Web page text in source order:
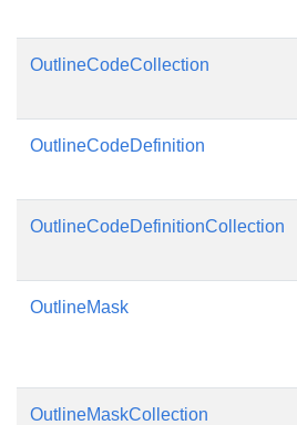
OutlineCodeCollection
OutlineCodeDefinition
OutlineCodeDefinitionCollection
OutlineMask
OutlineMaskCollection